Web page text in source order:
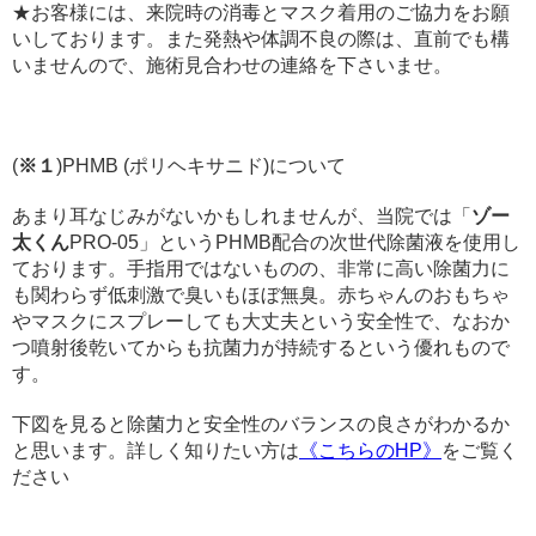
★お客様には、来院時の消毒とマスク着用のご協力をお願
いしております。
また発熱や体調不良の際は、 直前でも構
いませんので、施術見合わせの連絡を下さいませ。
(※１)PHMB (ポリヘキサニド)について
あまり耳なじみがないかもしれませんが、当院では「 ゾー
太くんPRO-05」というPHMB配合の次世代除菌液を使用し
ております。 手指用ではないものの、非常に高い除菌力に
も関わらず低刺激で臭いもほぼ無臭。赤ちゃんのおもちゃ
やマスクにスプレーしても大丈夫という安全性で、なおか
つ噴射後乾いてからも抗菌力が持続するという優れもので
す。
下図を見ると除菌力と安全性のバランスの良さがわかるか
と思います。詳しく知りたい方は 《こちらのHP》
をご覧く
ださい